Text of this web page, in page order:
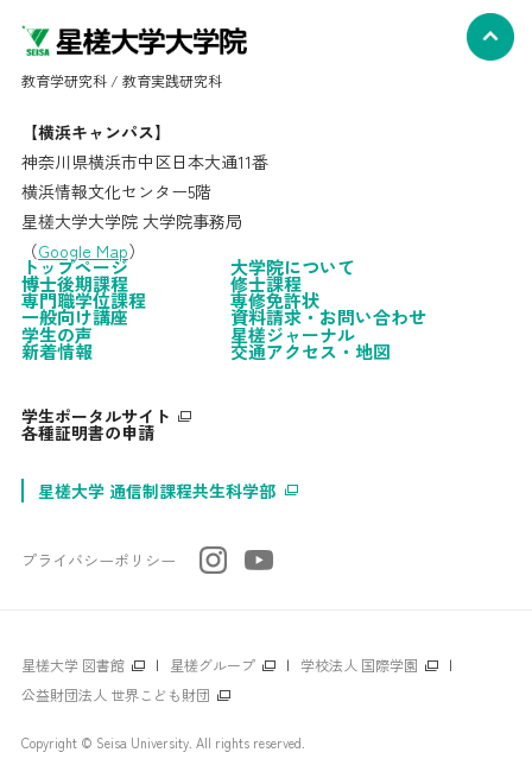
教育学研究科 / 教育実践研究科
【横浜キャンパス】
神奈川県横浜市中区日本大通11番
横浜情報文化センター5階
星槎大学大学院 大学院事務局
（Google Map）
トップページ 大学院について
博士後期課程 修士課程
専門職学位課程 専修免許状
一般向け講座 資料請求・お問い合わせ
学生の声 星槎ジャーナル
新着情報 交通アクセス・地図
学生ポータルサイト
各種証明書の申請
星槎大学 通信制課程共生科学部
プライバシーポリシー
星槎大学 図書館 | 星槎グループ | 学校法人 国際学園
|
公益財団法人 世界こども財団
Copyright © Seisa University. All rights reserved.